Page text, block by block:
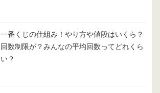
一番くじの仕組み！やり方や値段はいくら？
回数制限が？みんなの平均回数ってどれくら
い？